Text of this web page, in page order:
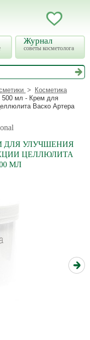
Журнал
советы косметолога
Косметика
500 мл - Крем для
Васко Артера
ДЛЯ УЛУЧШЕНИЯ
ЦЕЛЛЮЛИТА
МЛ